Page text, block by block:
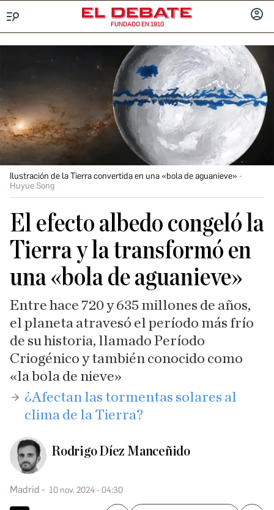
FUNDADO EN 1910
Ilustración de la Tierra convertida en una «bola de aguanieve»
Huyue Song
El efecto albedo congeló la
Tierra y la transformó en
una «bola de aguanieve»
Entre hace 720 y 635 millones de años,
el planeta atravesó el período más frío
de su historia, llamado Período
Criogénico y también conocido como
«la bola de nieve»
​¿Afectan las tormentas solares al
clima de la Tierra?
Rodrigo Díez Manceñido
Madrid 10 nov. 2024 - 04:30